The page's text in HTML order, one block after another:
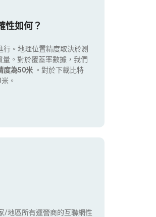
性如何？
行。地理位置精度取決於測
量。對於覆蓋率數據，我們
度為50米 。對於下載比特
。
/地區所有運營商的互聯網性